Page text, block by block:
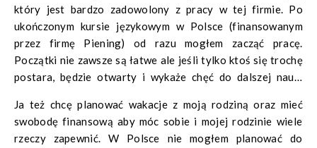
który jest bardzo zadowolony z pracy w tej firmie. Po
ukończonym kursie językowym w Polsce (finansowanym
przez firmę Piening) od razu mogłem zacząć pracę.
Początki nie zawsze są łatwe ale jeśli tylko ktoś się trochę
postara, będzie otwarty i wykaże chęć do dalszej nauki
Ja też chcę planować wakacje z moją rodziną oraz mieć
swobodę finansową aby móc sobie i mojej rodzinie wiele
rzeczy zapewnić. W Polsce nie mogłem planować do